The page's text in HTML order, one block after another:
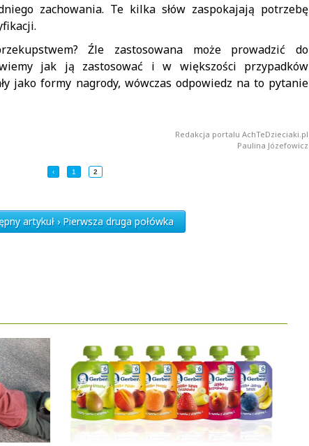
zachowania. Te kilka słów zaspokajają potrzebę
Źle zastosowana może prowadzić do
jak ją zastosować i w większości przypadków
jako formy nagrody, wówczas odpowiedz na to pytanie
Redakcja portalu AchTeDzieciaki.pl
Paulina Józefowicz
‹ 1 2
artykuł › Pierwsza druga połówka